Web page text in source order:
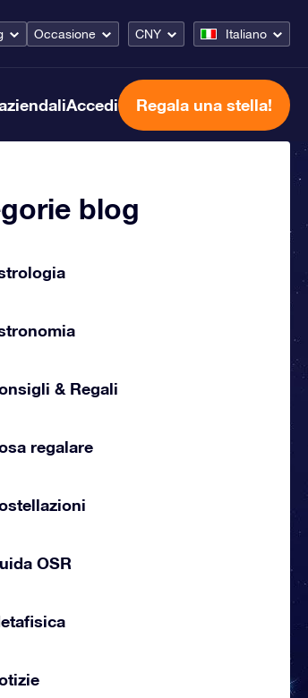
Occasione CNY Italiano
Accedi Regala una stella!
blog
& Regali
regalare
OSR